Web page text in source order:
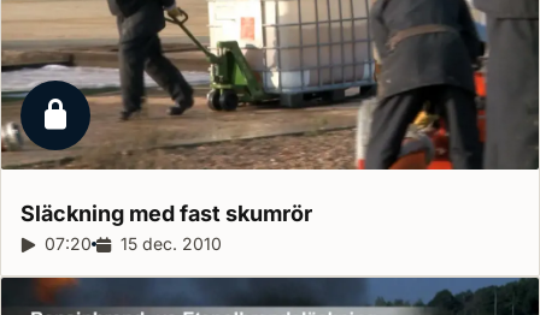
Låst reportage
Släckning med fastskumrör
Reportagelängd:
07:20 Releasedatum:
15 dec. 2010